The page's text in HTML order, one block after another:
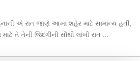
એ રાત જાણે આખા શહેર માટે સામાન્ય હતી,
માટે તે તેની જિંદગીની સૌથી લાંબી રાત ...